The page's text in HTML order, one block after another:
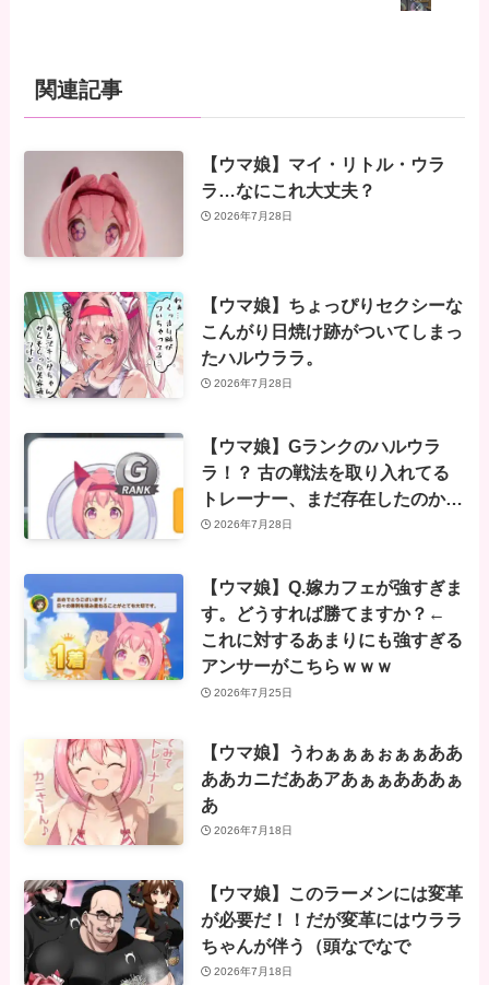
関連記事
【ウマ娘】マイ・リトル・ウラ
ラ…なにこれ大丈夫？
2026年7月28日
【ウマ娘】ちょっぴりセクシーな
こんがり日焼け跡がついてしまっ
たハルウララ。
2026年7月28日
【ウマ娘】Gランクのハルウラ
ラ！？ 古の戦法を取り入れてる
トレーナー、まだ存在したのか…
2026年7月28日
【ウマ娘】Q.嫁カフェが強すぎま
す。どうすれば勝てますか？←
これに対するあまりにも強すぎる
アンサーがこちらｗｗｗ
2026年7月25日
【ウマ娘】うわぁぁぁぉぁぁああ
ああカニだああアあぁぁあああぁ
あ
2026年7月18日
【ウマ娘】このラーメンには変革
が必要だ！！だが変革にはウララ
ちゃんが伴う（頭なでなで
2026年7月18日